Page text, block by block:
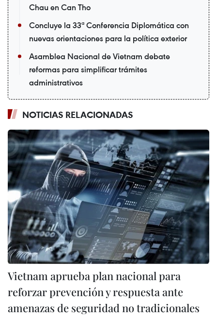
Chau en Can Tho
Concluye la 33ª Conferencia Diplomática con
nuevas orientaciones para la política exterior
Asamblea Nacional de Vietnam debate
reformas para simplificar trámites
administrativos
NOTICIAS RELACIONADAS
Vietnam aprueba plan nacional para
reforzar prevención y respuesta ante
amenazas de seguridad no tradicionales